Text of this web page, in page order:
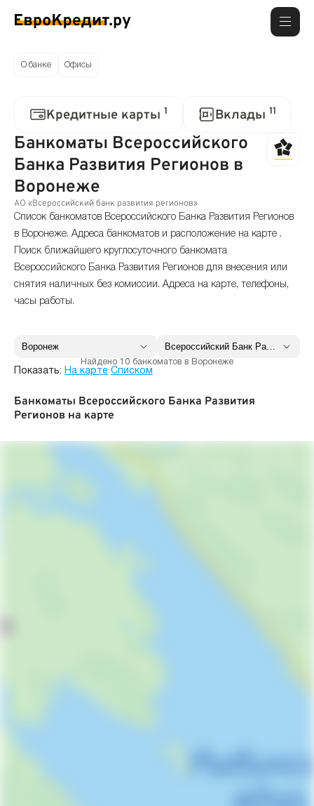
О банке Офисы
Кредитные карты 1 Вклады 11
Банкоматы Всероссийского
Банка Развития Регионов в
Воронеже
АО «Всероссийский банк развития регионов»
Список банкоматов Всероссийского Банка Развития Регионов
в Воронеже. Адреса банкоматов и расположение на карте .
Поиск ближайшего круглосуточного банкомата
Всероссийского Банка Развития Регионов для внесения или
снятия наличных без комиссии. Адреса на карте, телефоны,
часы работы.
Найдено 10 банкоматов в Воронеже
Показать: На карте Списком
Банкоматы Всероссийского Банка Развития
Регионов на карте